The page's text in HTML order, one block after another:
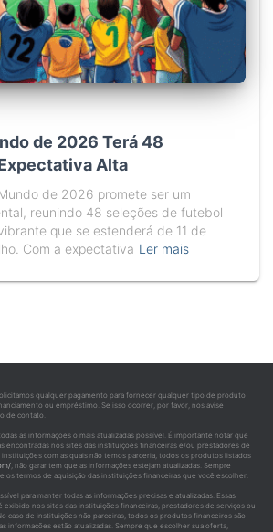
de 2026 Terá 48
Alta
de 2026 promete ser um
reunindo 48 seleções de futebol
que se estenderá de 11 de
Com a expectativa Ler mais
qualquer pagamento para fornecer qualquer tipo de produto
ou empréstimo. Se isso ocorrer, por favor, nos avise
de contato.
as informações o mais atualizadas possível. É importante notar que
encontradas nos sites das instituições financeiras e/ou prestadores de
com as quais não temos parceria, todos os produtos listados
, não garantem que as informações estejam atualizadas. Sempre
os termos de aquisição das instituições financeiras que você escolher.
para manter todas as informações precisas e atualizadas. Essas
nos sites das instituições financeiras, prestadores de serviços ou
caso de instituições não parceiras, todos os produtos financeiros são
informações estão atualizadas. Sempre que escolher sua oferta,